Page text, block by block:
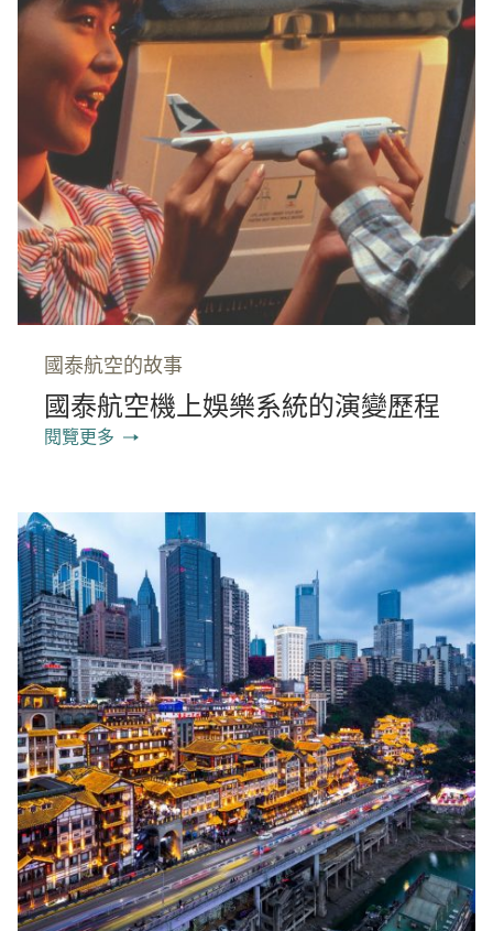
國泰航空的故事
國泰航空機上娛樂系統的演變歷程
閱覽更多